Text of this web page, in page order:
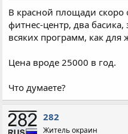
ы
л
а
В красной площади скоро
фитнес-центр, два
всяких программ, как
Цена вроде 25000 в год.
Что думаете?
282
Житель окраин